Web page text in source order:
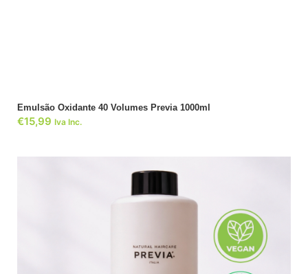
Emulsão Oxidante 40 Volumes Previa 1000ml
€15,99 Iva Inc.